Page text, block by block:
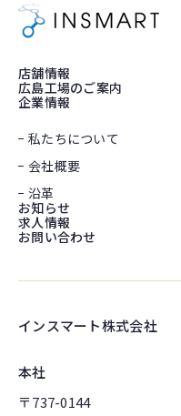
店舗情報
広島工場のご案内
企業情報
私たちについて
会社概要
沿革
お知らせ
求人情報
お問い合わせ
インスマート株式会社
本社
〒737-0144